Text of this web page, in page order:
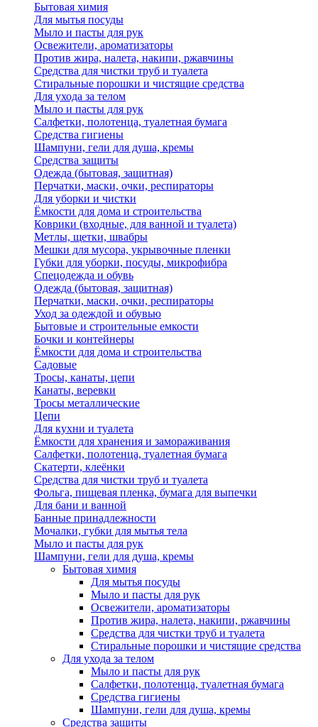
Бытовая химия
Для мытья посуды
Мыло и пасты для рук
Освежители, ароматизаторы
Против жира, налета, накипи, ржавчины
Средства для чистки труб и туалета
Стиральные порошки и чистящие средства
Для ухода за телом
Мыло и пасты для рук
Салфетки, полотенца, туалетная бумага
Средства гигиены
Шампуни, гели для душа, кремы
Средства защиты
Одежда (бытовая, защитная)
Перчатки, маски, очки, респираторы
Для уборки и чистки
Ёмкости для дома и строительства
Коврики (входные, для ванной и туалета)
Метлы, щетки, швабры
Мешки для мусора, укрывочные пленки
Губки для уборки, посуды, микрофибра
Спецодежда и обувь
Одежда (бытовая, защитная)
Перчатки, маски, очки, респираторы
Уход за одеждой и обувью
Бытовые и строительные емкости
Бочки и контейнеры
Ёмкости для дома и строительства
Садовые
Тросы, канаты, цепи
Канаты, веревки
Тросы металлические
Цепи
Для кухни и туалета
Ёмкости для хранения и замораживания
Салфетки, полотенца, туалетная бумага
Скатерти, клеёнки
Средства для чистки труб и туалета
Фольга, пищевая пленка, бумага для выпечки
Для бани и ванной
Банные принадлежности
Мочалки, губки для мытья тела
Мыло и пасты для рук
Шампуни, гели для душа, кремы
Бытовая химия
Для мытья посуды
Мыло и пасты для рук
Освежители, ароматизаторы
Против жира, налета, накипи, ржавчины
Средства для чистки труб и туалета
Стиральные порошки и чистящие средства
Для ухода за телом
Мыло и пасты для рук
Салфетки, полотенца, туалетная бумага
Средства гигиены
Шампуни, гели для душа, кремы
Средства защиты